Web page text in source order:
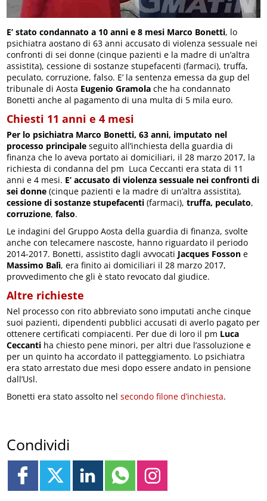
E’ stato condannato a 10 anni e 8 mesi Marco Bonetti, lo
psichiatra aostano di 63 anni accusato di violenza sessuale nei
confronti di sei donne (cinque pazienti e la madre di un’altra
assistita), cessione di sostanze stupefacenti (farmaci), truffa,
peculato, corruzione, falso. E’ la sentenza emessa da gup del
tribunale di Aosta Eugenio Gramola che ha condannato
Bonetti anche al pagamento di una multa di 5 mila euro.
Chiesti 11 anni e 4 mesi
Per lo psichiatra Marco Bonetti, 63 anni, imputato nel
processo principale seguito all’inchiesta della guardia di
finanza che lo aveva portato ai domiciliari, il 28 marzo 2017, la
richiesta di condanna del pm Luca Ceccanti era stata di 11
anni e 4 mesi. E’ accusato di violenza sessuale nei confronti di
sei donne (cinque pazienti e la madre di un’altra assistita),
cessione di sostanze stupefacenti (farmaci),truffa, peculato,
corruzione,falso.
Le indagini del Gruppo Aosta della guardia di finanza, svolte
anche con telecamere nascoste, hanno riguardato il periodo
2014-2017. Bonetti, assistito dagli avvocati Jacques Fosson e
Massimo Balì, era finito ai domiciliari il 28 marzo 2017,
provvedimento che gli è stato revocato dal giudice.
Altre richieste
Nel processo con rito abbreviato sono imputati anche cinque
suoi pazienti, dipendenti pubblici accusati di averlo pagato per
ottenere certificati compiacenti. Per due di loro il pm Luca
Ceccanti ha chiesto pene minori, per altri due l’assoluzione e
per un quinto ha accordato il patteggiamento. Lo psichiatra
era stato arrestato due mesi dopo essere andato in pensione
dall’Usl.
Bonetti era stato assolto nelsecondo filone d’inchiesta.
Condividi